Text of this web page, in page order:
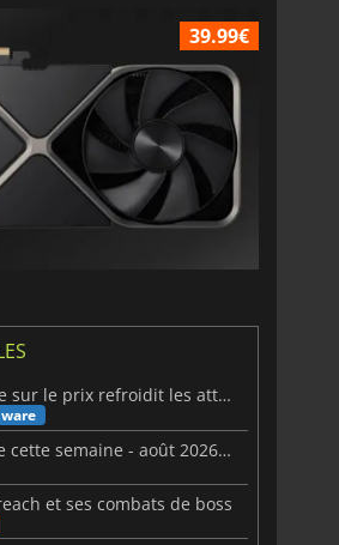
39.99€
Steam Frame : une fuite sur le prix refroidit les attentes VR
Sorties de jeux vidéo de cette semaine - août 2026 (semaine 32)
et ses combats de boss